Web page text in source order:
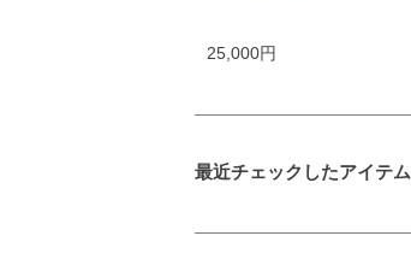
25,000円
最近チェックしたアイテム